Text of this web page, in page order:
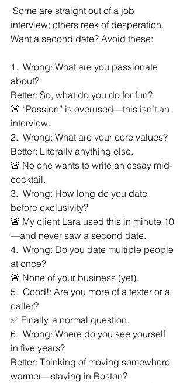
interview; others reek of desperation.
Want a second date? Avoid these:
1️.  Wrong: What are you passionate
about?
Better: So, what do you do for fun?
🚨 “Passion” is overused—this isn’t an
interview.
2️.  Wrong: What are your core values?
Better: Literally anything else.
🚨 No one wants to write an essay mid-
cocktail.
3️.  Wrong: How long do you date
before exclusivity?
🚨 My client Lara used this in minute 10
—and never saw a second date.
4️.  Wrong: Do you date multiple people
at once?
🚨 None of your business (yet).
5️.  Good!: Are you more of a texter or a
caller?
✅ Finally, a normal question.
6️.  Wrong: Where do you see yourself
in five years?
Better: Thinking of moving somewhere
warmer—staying in Boston?